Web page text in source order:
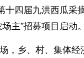
四届九洪西瓜采
主”招募项目启动。
乡、村、集体经